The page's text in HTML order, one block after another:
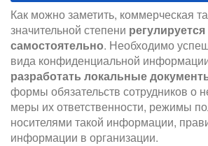
Как можно заметить, коммерческая
значительной степени
самостоятельно. Необходимо
вида конфиденциальной
разработать локальные
формы обязательств сотрудников о
меры их ответственности, режимы
носителями такой информации,
информации в организации.